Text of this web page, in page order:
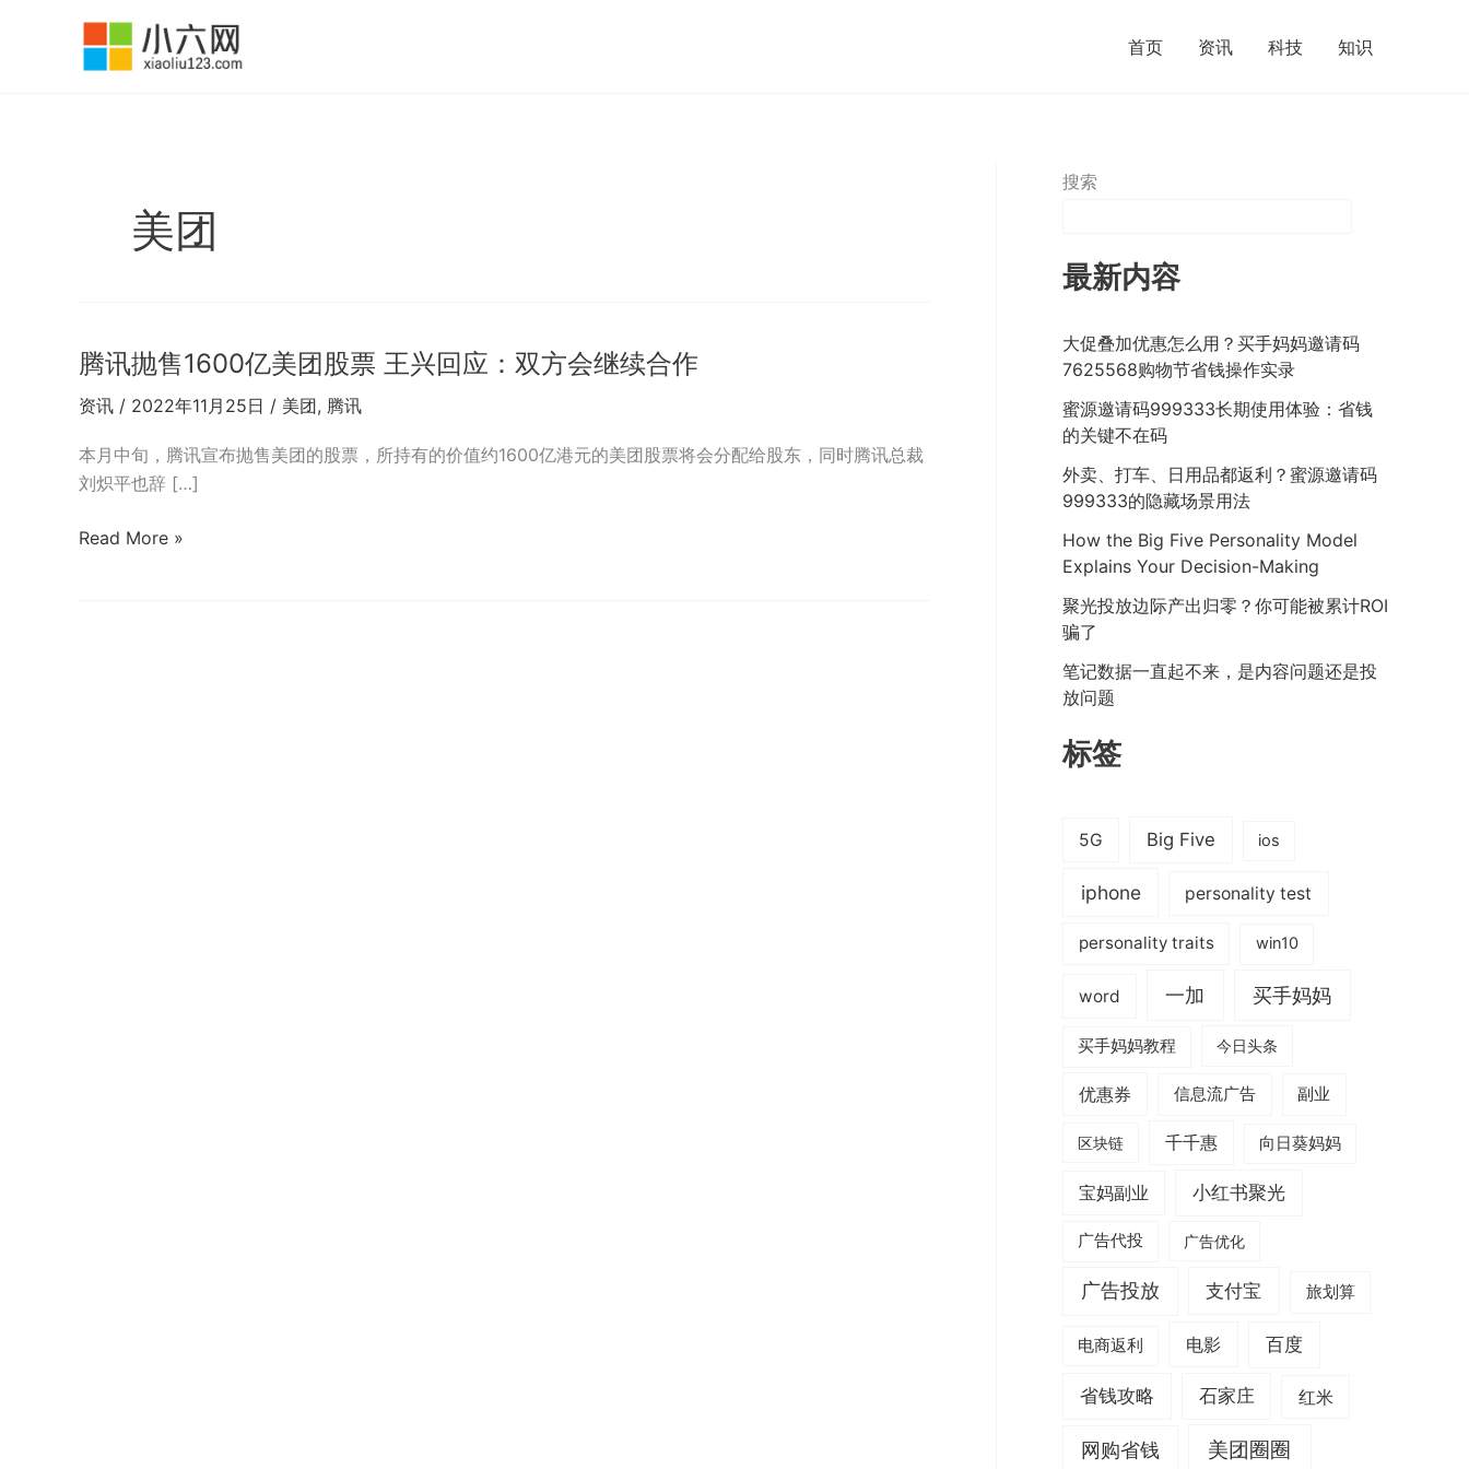
首页 资讯 科技 知识
美团
腾讯抛售1600亿美团股票 王兴回应：双方会继续合作
资讯 / 2022年11月25日 / 美团, 腾讯
本月中旬，腾讯宣布抛售美团的股票，所持有的价值约1600亿港元的美团股票将会分配给股东，同时腾讯总裁
刘炽平也辞 […]
腾
Read More »
搜索
最新内容
大促叠加优惠怎么用？买手妈妈邀请码
7625568购物节省钱操作实录
蜜源邀请码999333长期使用体验：省钱
的关键不在码
外卖、打车、日用品都返利？蜜源邀请码
999333的隐藏场景用法
How the Big Five Personality Model
Explains Your Decision-Making
聚光投放边际产出归零？你可能被累计ROI
骗了
笔记数据一直起不来，是内容问题还是投
放问题
标签
5G Big Five ios
iphone personality test
personality traits win10
word 一加 买手妈妈
买手妈妈教程 今日头条
优惠券 信息流广告 副业
区块链 千千惠 向日葵妈妈
宝妈副业 小红书聚光
广告代投 广告优化
广告投放 支付宝 旅划算
电商返利 电影 百度
省钱攻略 石家庄 红米
网购省钱 美团圈圈